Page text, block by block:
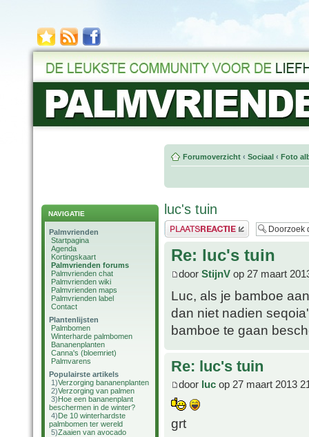
NAVIGATIE
Palmvrienden
Startpagina
Agenda
Kortingskaart
Palmvrienden forums
Palmvrienden chat
Palmvrienden wiki
Palmvrienden maps
Palmvrienden label
Contact
Plantenlijsten
Palmbomen
Winterharde palmbomen
Bananenplanten
Canna's (bloemriet)
Palmvarens
Populairste artikels
1)Verzorging bananenplanten
2)Verzorging van palmen
3)Hoe een bananenplant
beschermen in de winter?
4)De 10 winterhardste
palmbomen ter wereld
5)Zaaien van avocado
Forumoverzicht ‹ Sociaal ‹ Foto
luc's tuin
Plaats een reactie
Re: luc's tuin
door StijnV op 27 maart
Luc, als je bamboe
dan niet nadien
bamboe te gaan
Re: luc's tuin
door luc op 27 maart 2013
grt